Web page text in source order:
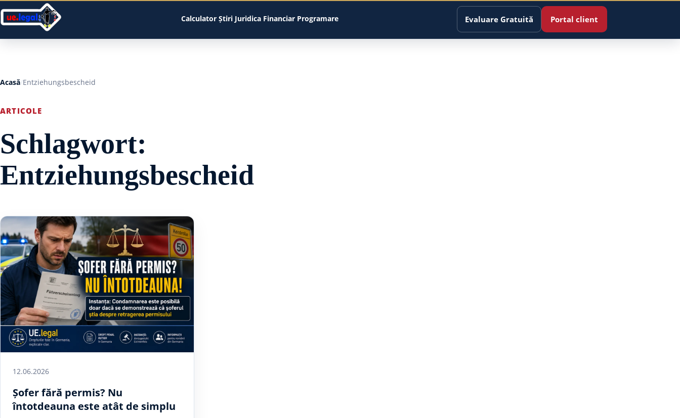
Calculator Știri Juridica Financiar Programare Evaluare Gratuită Portal client
Acasă Entziehungsbescheid
ARTICOLE
Schlagwort:
Entziehungsbescheid
12.06.2026
Șofer fără permis? Nu
întotdeauna este atât de simplu